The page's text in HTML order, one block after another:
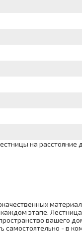
на расстояние
этапе.
вашего
самостоятельно - в